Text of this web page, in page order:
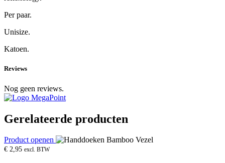
Per paar.
Unisize.
Katoen.
Reviews
Nog geen reviews.
Gerelateerde producten
Product openen
€ 2,95 excl. BTW